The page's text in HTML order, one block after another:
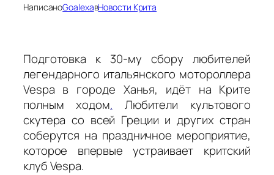
НаписаноGoalexaвНовости Крита
Подготовка к 30-му сбору любителей
легендарного итальянского мотороллера
Vespa в городе Ханья, идёт на Крите
полным ходом. Любители культового
скутера со всей Греции и других стран
соберутся на праздничное мероприятие,
которое впервые устраивает критский
клуб Vespa.